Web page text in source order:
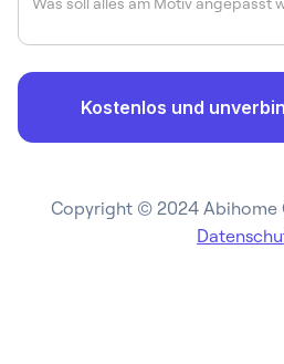
Copyright © 2024 Abihome